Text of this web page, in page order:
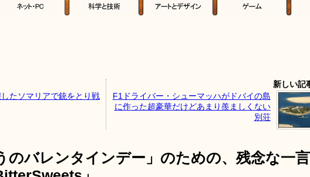
たソマリアで銃をとり戦
新しい記
F1ドライバー・シューマッハがドバイの島
に作った超豪華だけどあまり羨ましくない
別荘
のバレンタインデー」のための、残念な一言